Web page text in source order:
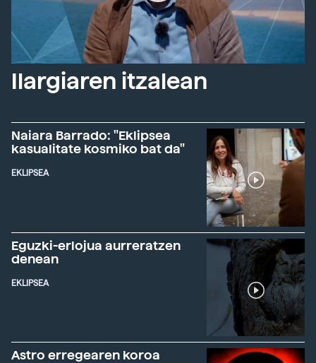
Ilargiaren itzalean
Naiara Barrado: "Eklipsea
kasualitate kosmiko bat da"
EKLIPSEA
Eguzki-erlojua aurreratzen
denean
EKLIPSEA
Astro erregearen koroa